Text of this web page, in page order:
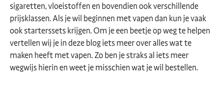
sigaretten, vloeistoffen en bovendien ook verschillende
prijsklassen. Als je wil beginnen met vapen dan kun je vaak
ook starterssets krijgen. Om je een beetje op weg te helpen
vertellen wij je in deze blog iets meer over alles wat te
maken heeft met vapen. Zo ben je straks al iets meer
wegwijs hierin en weet je misschien wat je wil bestellen.